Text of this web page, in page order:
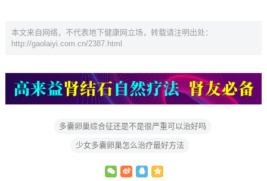
本文来自网络，不代表地下健康网立场，转载请注明出处：
http://gaolaiyi.com.cn/2387.html
多囊卵巢综合征还是不是很严重可以治好吗
少女多囊卵巢怎么治疗最好方法